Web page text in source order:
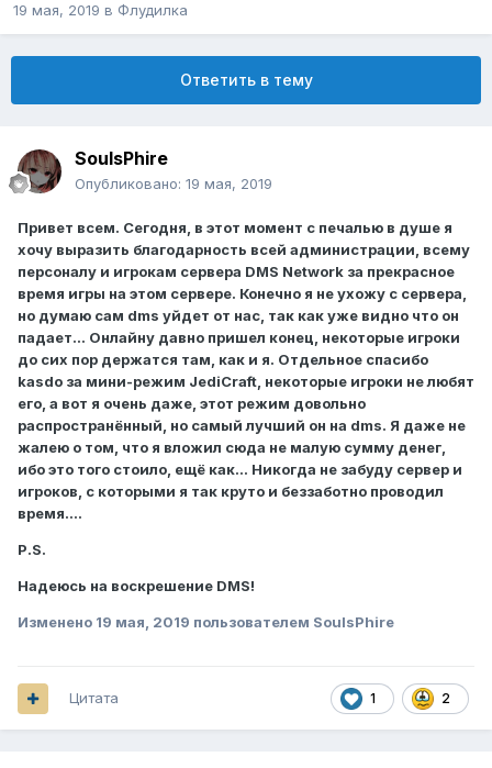
19 мая, 2019 в Флудилка
Ответить в тему
SoulsPhire
Опубликовано: 19 мая, 2019
Привет всем. Сегодня, в этот момент с печалью в душе я
хочу выразить благодарность всей администрации, всему
персоналу и игрокам сервера DMS Network за прекрасное
время игры на этом сервере. Конечно я не ухожу с сервера,
но думаю сам dms уйдет от нас, так как уже видно что он
падает... Онлайну давно пришел конец, некоторые игроки
до сих пор держатся там, как и я. Отдельное спасибо
kasdo за мини-режим JediCraft, некоторые игроки не любят
его, а вот я очень даже, этот режим довольно
распространённый, но самый лучший он на dms. Я даже не
жалею о том, что я вложил сюда не малую сумму денег,
ибо это того стоило, ещё как... Никогда не забуду сервер и
игроков, с которыми я так круто и беззаботно проводил
время....
P.S.
Надеюсь на воскрешение DMS!
Изменено 19 мая, 2019 пользователем SoulsPhire
1 2
Цитата